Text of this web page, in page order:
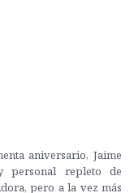
aniversario, Jaime
personal repleto de
pero a la vez más